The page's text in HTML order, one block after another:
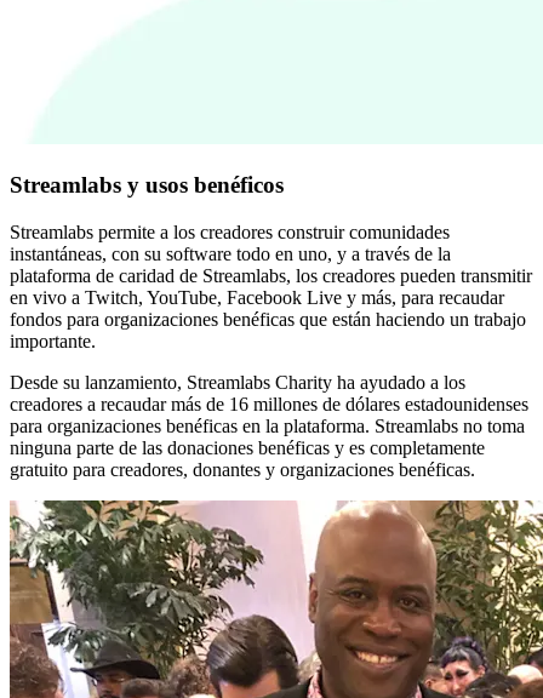
Streamlabs y usos benéficos
Streamlabs permite a los creadores construir comunidades
instantáneas, con su software todo en uno, y a través de la
plataforma de caridad de Streamlabs, los creadores pueden transmitir
en vivo a Twitch, YouTube, Facebook Live y más, para recaudar
fondos para organizaciones benéficas que están haciendo un trabajo
importante.
Desde su lanzamiento, Streamlabs Charity ha ayudado a los
creadores a recaudar más de 16 millones de dólares estadounidenses
para organizaciones benéficas en la plataforma. Streamlabs no toma
ninguna parte de las donaciones benéficas y es completamente
gratuito para creadores, donantes y organizaciones benéficas.